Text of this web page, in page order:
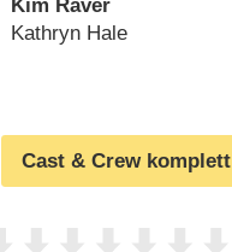
Kim Raver
Kathryn Hale
Cast & Crew komplett